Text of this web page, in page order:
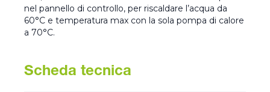
nel pannello di controllo, per riscaldare l’acqua da
60°C e temperatura max con la sola pompa di calore
a 70°C.
Scheda tecnica